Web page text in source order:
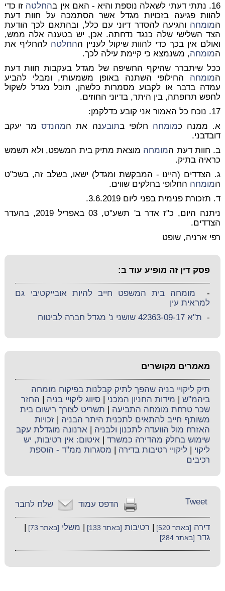
16. נתתי דעתי לשאלה נוספת והיא - האם אין ב
החלטה זו כדי
להוות פגיעה בזכויות מגדל אשר הסתמכה על חוות דעת
המומחה והגיעה להסדר דיוני עם כלל, ובהתאם לכך הודעת
הצד השלישי שלה כנגד נדחתה. אכן, יש בטענה אלה ממש,
ואולם אין בכך כדי להוות שיקול לעניין ההחלטה להחליף את
המומחה, משנמצא כי קיימת עילה לכך.
ככל שיתברר שהיקף החשיפה של מגדל בעקבות חוות דעת
המומחה החילופי השתנה באופן משמעותי, ומבלי להביע
עמדה בדבר או לקבוע מסמרות כלשהן, תוכל מגדל לשקול
לחפש תרופתה, בין היתר, בדיוני החוזים.
17. נוכח כל האמור אני קובע כדלקמן:
א. ממנה כמומחה חלופי בתובענה את המהנדסמר יעקב
דובדבני.
ב. חוות דעת המומחה מוצאת מתיק בית המשפט, ולא תשמש
כראיה בתיק.
ג. הצדדים (היינו - המבקשת ומגדל) ישאו, בשלב זה, בשכ"ט
המומחה החלופי בחלקים שווים.
ד. תזכורת פנימית בפני ליום 3.6.2019.
ניתנה היום, כ"ז אדר ב' תשע"ט, 03 באפריל 2019, בהעדר
הצדדים.
רפי ארניה, שופט
פסק דין זה מופיע עוד ב:
- מומחה בית המשפט חייב להיות אובייקטיבי גם
למראית עין
- ת"א 42363-09-17 שושני נ' מגדל חברה לביטוח
מאמרים מקושרים
תיק ליקויי בניה שהפך לתיק קבלנות בפיקוח מומחה
ביהמ"ש
מידות החניון המכני |סיווג ליקויי בניה
החזר
שכר טרחת מומחה התביעה
תשריט לצורך רישום בית
משותף חייב להתאים לתכנית היתר הבניה |זכויות
האזרח מול הוועדה לתכנון ולבניה |ארנונה מוגדלת עקב
שימוש בחלק מהדירה כמשרד |איטום: אין רטיבות, יש
ליקוי
ליקויי רטיבות בדירה
מסגרות ממ"ד - הוספת
רכיבים
שלח לחבר הדפס עמוד Tweet
דירה [באתר 520] רטיבות [באתר 133] משלי [באתר 73]
גדר [באתר 284]